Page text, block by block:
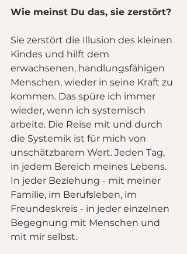
Wie meinst Du das, sie zerstört?
Sie zerstört die Illusion des kleinen
Kindes und hilft dem
erwachsenen, handlungsfähigen
Menschen, wieder in seine Kraft zu
kommen. Das spüre ich immer
wieder, wenn ich systemisch
arbeite. Die Reise mit und durch
die Systemik ist für mich von
unschätzbarem Wert. Jeden Tag,
in jedem Bereich meines Lebens.
In jeder Beziehung - mit meiner
Familie, im Berufsleben, im
Freundeskreis - in jeder einzelnen
Begegnung mit Menschen und
mit mir selbst.